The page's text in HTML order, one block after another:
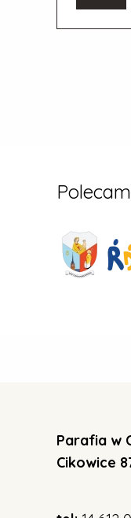
Parafia w
Cikowice